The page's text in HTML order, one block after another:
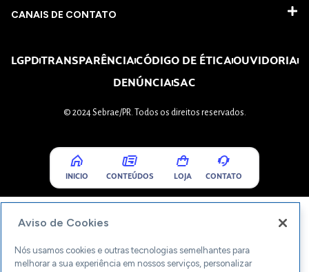
CANAIS DE CONTATO
LGPDTRANSPARÊNCIACÓDIGO DE ÉTICAOUVIDORIA
DENÚNCIASAC
© 2024 Sebrae/PR. Todos os direitos reservados.
INICIO CONTEÚDOS LOJA CONTATO
Aviso de Cookies
Nós usamos cookies e outras tecnologias semelhantes para
melhorar a sua experiência em nossos serviços, personalizar